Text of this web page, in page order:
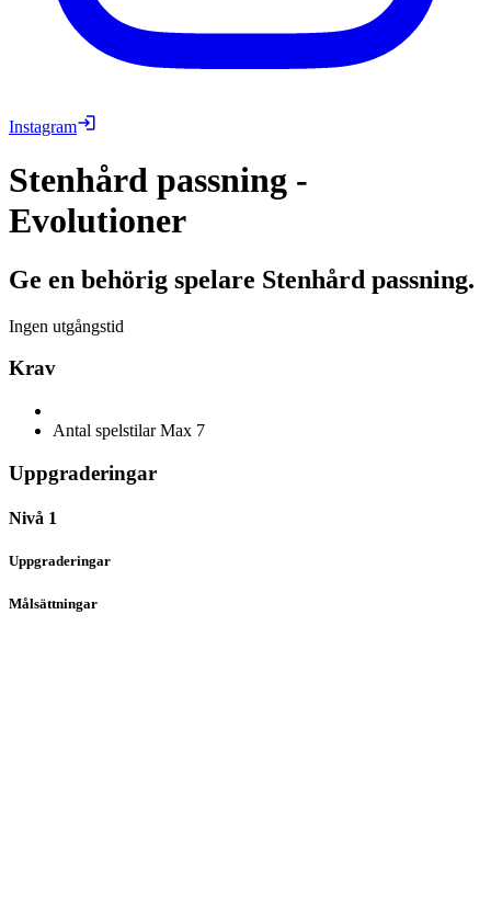
Instagram
Stenhård passning -
Evolutioner
Ge en behörig spelare Stenhård passning.
Ingen utgångstid
Krav
Antal spelstilarMax 7
Uppgraderingar
Nivå 1
Uppgraderingar
Målsättningar